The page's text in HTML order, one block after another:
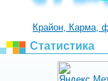
Крайон, Карма,
Статистика